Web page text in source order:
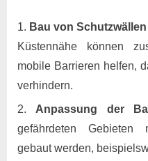
Bau von
Küstennähe können
mobile Barrieren helfen,
verhindern.
Anpassung der
gefährdeten Gebieten
gebaut werden,